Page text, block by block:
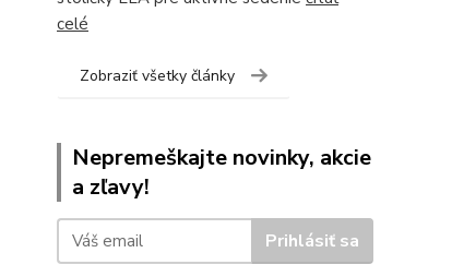
celé
Zobraziť všetky články
Nepremeškajte novinky, akcie
a zľavy!
Prihlásiť sa